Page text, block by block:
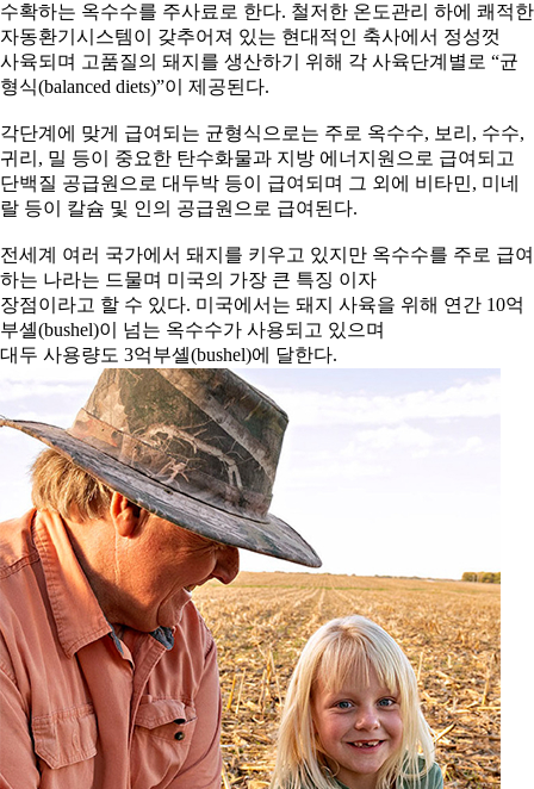
수확하는 옥수수를 주사료로 한다. 철저한 온도관리 하에 쾌적한
자동환기시스템이 갖추어져 있는 현대적인 축사에서 정성껏
사육되며 고품질의 돼지를 생산하기 위해 각 사육단계별로 “균
형식(balanced diets)”이 제공된다.
각단계에 맞게 급여되는 균형식으로는 주로 옥수수, 보리, 수수,
귀리, 밀 등이 중요한 탄수화물과 지방 에너지원으로 급여되고
단백질 공급원으로 대두박 등이 급여되며 그 외에 비타민, 미네
랄 등이 칼슘 및 인의 공급원으로 급여된다.
전세계 여러 국가에서 돼지를 키우고 있지만 옥수수를 주로 급여
하는 나라는 드물며 미국의 가장 큰 특징 이자
장점이라고 할 수 있다. 미국에서는 돼지 사육을 위해 연간 10억
부셸(bushel)이 넘는 옥수수가 사용되고 있으며
대두 사용량도 3억부셸(bushel)에 달한다.